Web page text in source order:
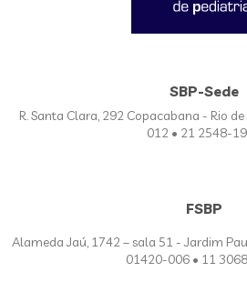
SBP-Sede
R. Santa Clara, 292 Copacabana - Rio
012 • 21 2548-
FSBP
Alameda Jaú, 1742 – sala 51 - Jardim
01420-006 • 11